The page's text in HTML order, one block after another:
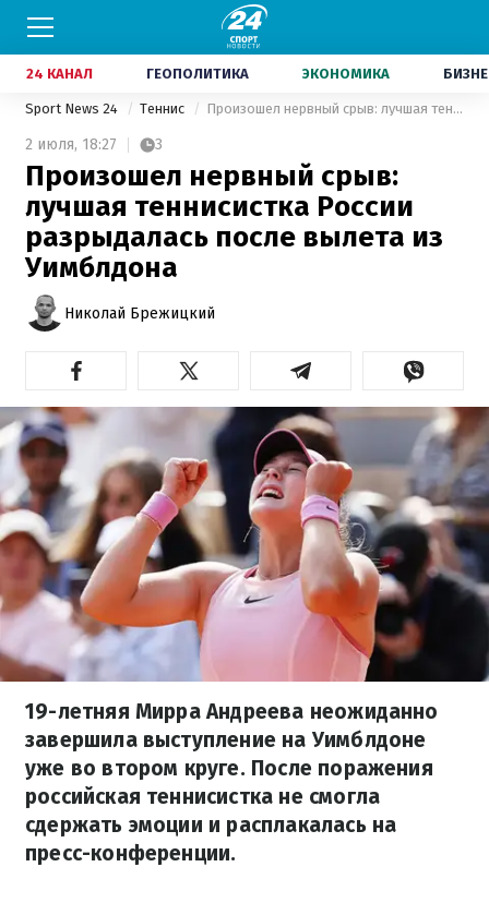
24 КАНАЛ ГЕОПОЛИТИКА ЭКОНОМИКА
Sport News 24 Теннис Произошел нервный срыв: лучшая теннисистка России разрыдалась после вылета из Уимблдона
2 июля, 18:27 3
Произошел нервный срыв:
лучшая теннисистка России
разрыдалась после вылета из
Уимблдона
Николай Брежицкий
19-летняя Мирра Андреева неожиданно
завершила выступление на Уимблдоне
уже во втором круге. После поражения
российская теннисистка не смогла
сдержать эмоции и расплакалась на
пресс-конференции.